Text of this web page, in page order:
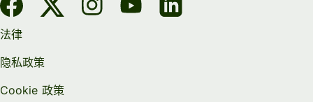
法律
隐私政策
Cookie 政策